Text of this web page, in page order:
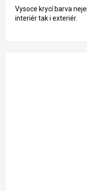
Vysoce krycí barva
interiér tak i exteriér.